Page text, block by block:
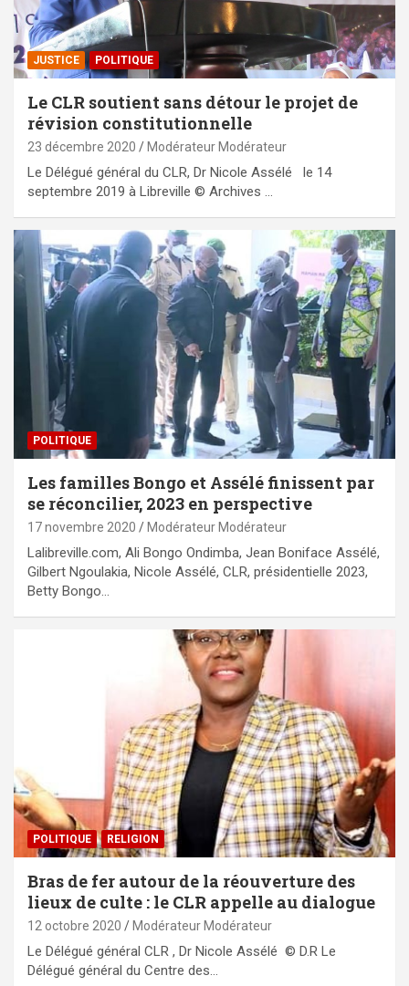
JUSTICE POLITIQUE
Le CLR soutient sans détour le projet de
révision constitutionnelle
23 décembre 2020 Modérateur Modérateur
Le Délégué général du CLR, Dr Nicole Assélé le 14
septembre 2019 à Libreville © Archives …
POLITIQUE
Les familles Bongo et Assélé finissent par
se réconcilier, 2023 en perspective
17 novembre 2020 Modérateur Modérateur
Lalibreville.com, Ali Bongo Ondimba, Jean Boniface Assélé,
Gilbert Ngoulakia, Nicole Assélé, CLR, présidentielle 2023,
Betty Bongo…
POLITIQUE RELIGION
Bras de fer autour de la réouverture des
lieux de culte : le CLR appelle au dialogue
12 octobre 2020 Modérateur Modérateur
Le Délégué général CLR , Dr Nicole Assélé © D.R Le
Délégué général du Centre des…